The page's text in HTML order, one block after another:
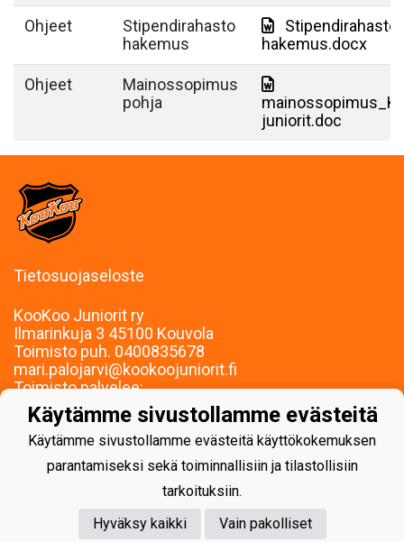
Ohjeet
Stipendirahasto
hakemus
hakemus.docx
Ohjeet
Mainossopimus
pohja
juniorit.doc
Tietosuojaseloste
KooKoo Juniorit ry
Ilmarinkuja 3 45100 Kouvola
Toimisto puh. 0400835678
mari.palojarvi@kookoojuniorit.fi
Toimisto palvelee:
Ma-To klo 9-15
Muina aikoina sopimuksen mukaan.
Powered by
Käytämme sivustollamme evästeitä
Käytämme sivustollamme evästeitä käyttökokemuksen
parantamiseksi sekä toiminnallisiin ja tilastollisiin
tarkoituksiin.
Hyväksy kaikki
Vain pakolliset